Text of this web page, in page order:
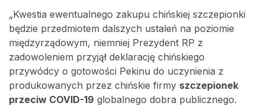
„Kwestia ewentualnego zakupu chińskiej szczepionki
będzie przedmiotem dalszych ustaleń na poziomie
międzyrządowym, niemniej Prezydent RP z
zadowoleniem przyjął deklarację chińskiego
przywódcy o gotowości Pekinu do uczynienia z
produkowanych przez chińskie firmy szczepionek
przeciw COVID-19 globalnego dobra publicznego.